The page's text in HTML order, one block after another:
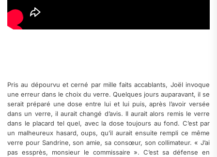
Pris au dépourvu et cerné par mille faits accablants, Joël invoque
une erreur dans le choix du verre. Quelques jours auparavant, il se
serait préparé une dose entre lui et lui puis, après l’avoir versée
dans un verre, il aurait changé d’avis. Il aurait alors remis le verre
dans le placard tel quel, avec la dose toujours au fond. C’est par
un malheureux hasard, oups, qu’il aurait ensuite rempli ce même
verre pour Sandrine, son amie, sa consœur, son collimateur. « J’ai
pas essprès, monsieur le commissaire ». C’est sa défense en